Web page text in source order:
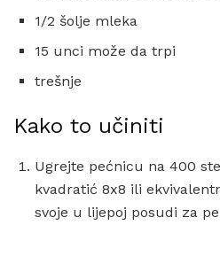
1/2 šolje mleka
15 unci može da trpi
trešnje
Kako to učiniti
Ugrejte pećnicu na 400
kvadratić 8x8 ili
svoje u lijepoj posudi za